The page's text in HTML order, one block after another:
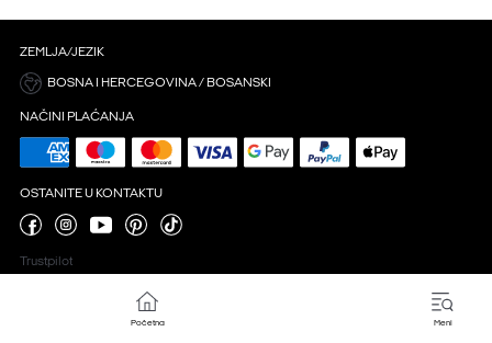
ZEMLJA/JEZIK
BOSNA I HERCEGOVINA / BOSANSKI
NAČINI PLAĆANJA
OSTANITE U KONTAKTU
Trustpilot
Početna Meni